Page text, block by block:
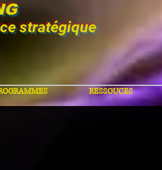
stratégique
RESSOUCES